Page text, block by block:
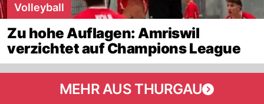
Volleyball
Zu hohe Auflagen: Amriswil
verzichtet auf Champions League
MEHR AUS THURGAU